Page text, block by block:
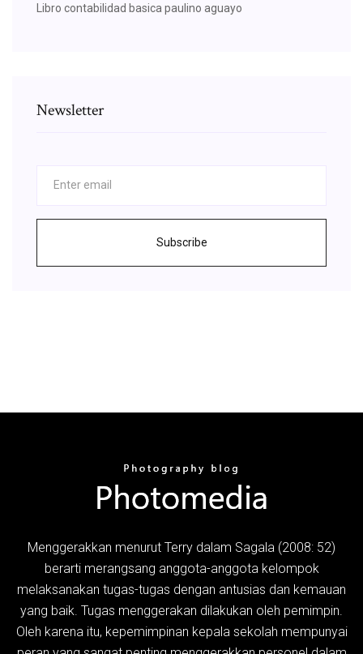
Libro contabilidad basica paulino aguayo
Newsletter
Subscribe
Menggerakkan menurut Terry dalam Sagala (2008: 52)
berarti merangsang anggota-anggota kelompok
melaksanakan tugas-tugas dengan antusias dan kemauan
yang baik. Tugas menggerakan dilakukan oleh pemimpin.
Oleh karena itu, kepemimpinan kepala sekolah mempunyai